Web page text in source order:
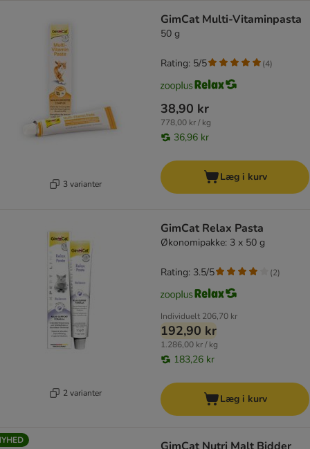
3 varianter
GimCat Multi-Vitaminpasta
50 g
38,90 kr
778,00 kr / kg
36,96 kr
Rating: 5/5 (4)
Læg i kurv
2 varianter
GimCat Relax Pasta
Økonomipakke: 3 x 50 g
Individuelt 206,70 kr
192,90 kr
1.286,00 kr / kg
183,26 kr
Rating: 3.5/5 (2)
Læg i kurv